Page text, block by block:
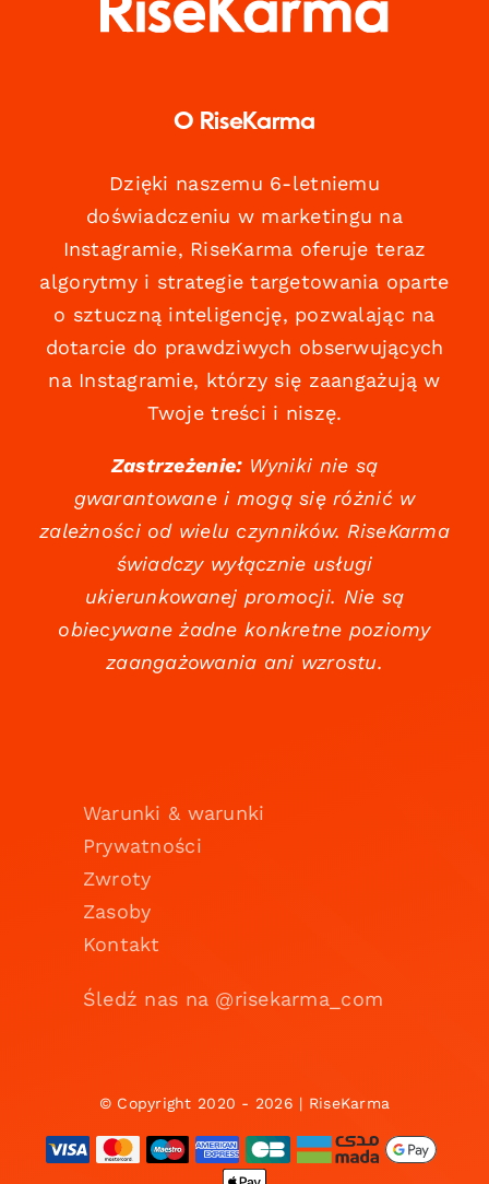
O RiseKarma
Dzięki naszemu 6-letniemu
doświadczeniu w marketingu na
Instagramie, RiseKarma oferuje teraz
algorytmy i strategie targetowania oparte
o sztuczną inteligencję, pozwalając na
dotarcie do prawdziwych obserwujących
na Instagramie, którzy się zaangażują w
Twoje treści i niszę.
Zastrzeżenie:Wyniki nie są
gwarantowane i mogą się różnić w
zależności od wielu czynników. RiseKarma
świadczy wyłącznie usługi
ukierunkowanej promocji. Nie są
obiecywane żadne konkretne poziomy
zaangażowania ani wzrostu.
Warunki & warunki
Prywatności
Zwroty
Zasoby
Kontakt
Śledź nas na @risekarma_com
© Copyright 2020 - 2026 | RiseKarma